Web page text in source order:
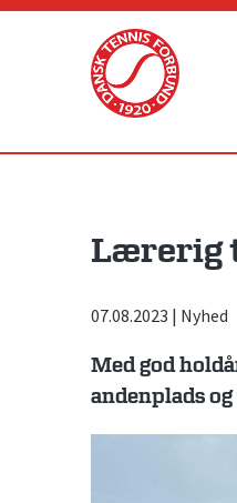
Skip
Lærerig
07.08.2023 | Nyhed
Med god
andenplads